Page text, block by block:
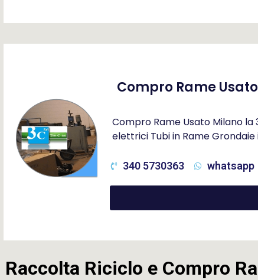
Compro Rame
Compro Rame Usato Milano la
elettrici Tubi in Rame
340 5730363 whatsapp
Raccolta Riciclo e Compro